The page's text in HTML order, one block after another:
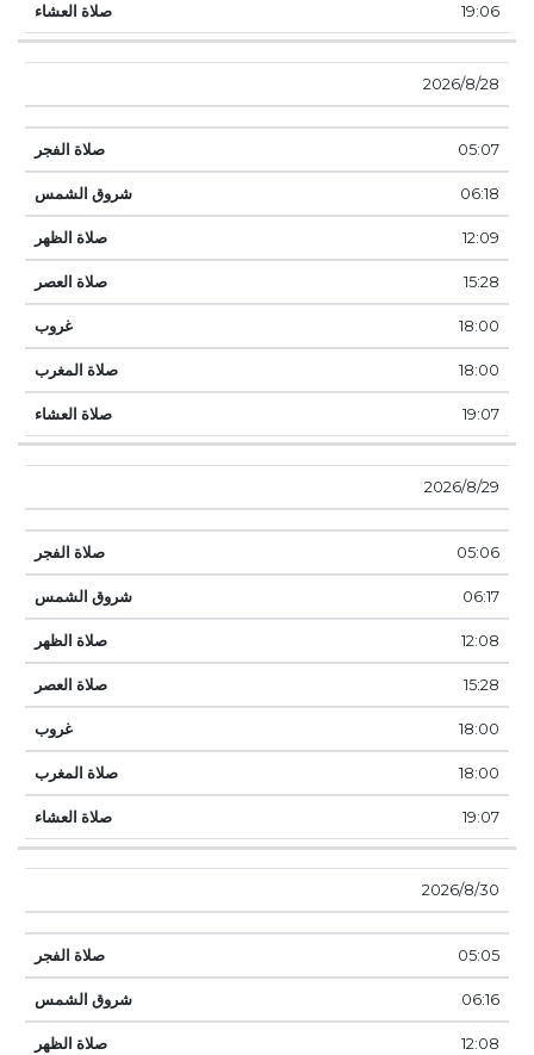
19:06
28‏‏/8‏‏/2026
05:07
06:18
12:09
15:28
18:00
18:00
19:07
29‏‏/8‏‏/2026
05:06
06:17
12:08
15:28
18:00
18:00
19:07
30‏‏/8‏‏/2026
05:05
06:16
12:08